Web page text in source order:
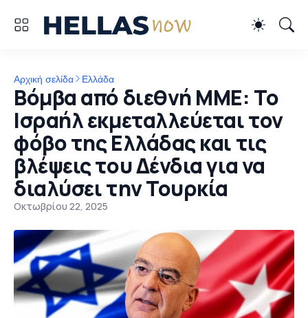
Αρχική σελίδα Ελλάδα
Βόμβα από διεθνή ΜΜΕ: Το
Ισραήλ εκμεταλλεύεται τον
φόβο της Ελλάδας και τις
βλέψεις του Δένδια για να
διαλύσει την Τουρκία
Οκτωβρίου 22, 2025